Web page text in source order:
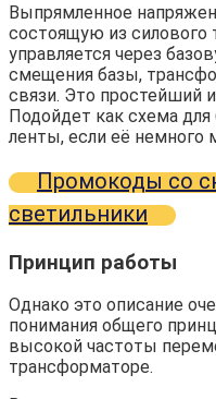
Выпрямленное
состоящую из силового
управляется через
смещения базы,
связи. Это простейший
Подойдет как схема
ленты, если её немного
Промокоды со
светильники
Принцип работы
Однако это описание
понимания общего
высокой частоты
трансформаторе.